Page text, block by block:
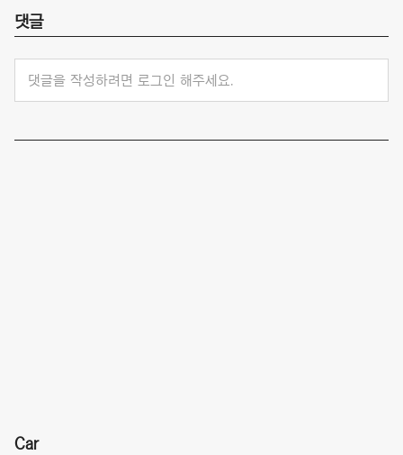
댓글
댓글을 작성하려면 로그인 해주세요.
Car